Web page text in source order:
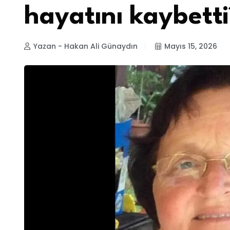
hayatını
Yazan - Hakan Ali Günaydın Mayıs 15, 2026